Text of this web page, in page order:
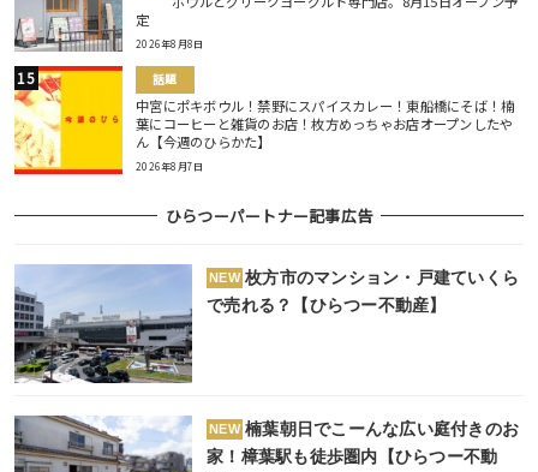
定
2026年8月8日
話題
中宮にポキボウル！禁野にスパイスカレー！東船橋にそば！楠
葉にコーヒーと雑貨のお店！枚方めっちゃお店オープンしたや
ん【今週のひらかた】
2026年8月7日
ひらつーパートナー記事広告
NEW 枚方市のマンション・戸建ていくら
で売れる？【ひらつー不動産】
NEW 楠葉朝日でこーんな広い庭付きのお
家！樟葉駅も徒歩圏内【ひらつー不動